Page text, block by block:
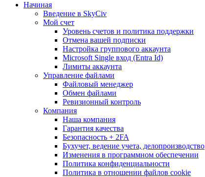
Начиная
Введение в SkyCiv
Мой счет
Уровень счетов и политика поддержки
Отмена вашей подписки
Настройка группового аккаунта
Microsoft Single вход (Entra Id)
Лимиты аккаунта
Управление файлами
Файловый менеджер
Обмен файлами
Ревизионный контроль
Компания
Наша компания
Гарантия качества
Безопасность + 2FA
Бухучет, ведение учета, делопроизводство
Изменения в программном обеспечении
Политика конфиденциальности
Политика в отношении файлов cookie